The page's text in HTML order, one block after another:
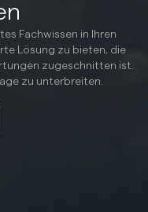
Fachwissen in Ihren
Lösung zu bieten, die
zugeschnitten ist.
zu unterbreiten.